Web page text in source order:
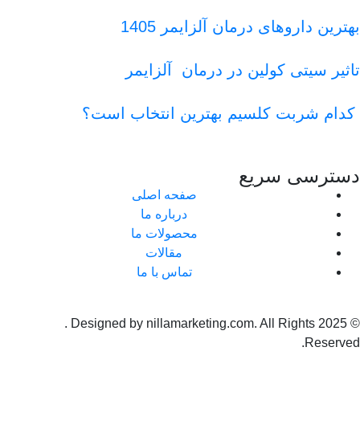
داروهای درمان آلزایمر 1405
سیتی کولین در درمان آلزایمر
شربت کلسیم بهترین انتخاب است؟
سریع
صفحه اصلی
درباره ما
محصولات ما
مقالات
تماس با ما
Helios. Designed by nillamarketing.com. All Rights